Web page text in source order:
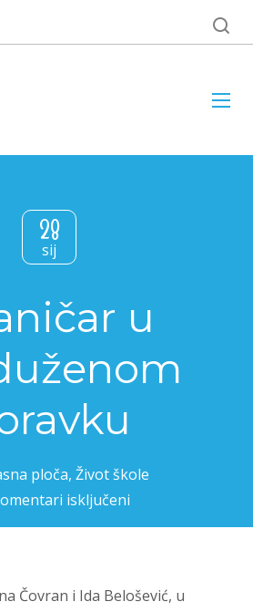
28
sij
u
ploča, Život škole
isključeni
Čovran i Ida Belošević, u